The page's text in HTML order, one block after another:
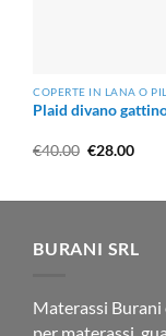
COPERTE IN LANA O
Plaid divano
€40.00 Il
€40.00.
€28.00Il
BURANI SRL
Materassi Burani
per materassi,